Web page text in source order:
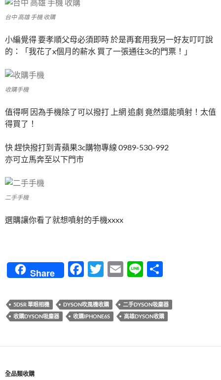
台中 高雄 手機 收購
小編覺得 要孝順父母必須即時 於是再套用我另一好友叮叮說
的：「我花了x個月的薪水 買了一張通往3c的門票！」
收購手機
值得啊 因為手機除了可以撥打 上網 追劇 竟然還能噴射！太值
得買了！
快 趕快撥打到青蘋果3c購物專線 0989-530-992
亦可立馬奔至以下門市
二手手機
選購讓你看了就想噴射的手機xxxx
Share
F
e
b
o
T
itt
er
E
ail
Li
e
5DSR 單眼相機 DYSON吹風機收購
二手DYSON吸塵器
收購DYSON吸塵器
收購IPHONE6S 高雄DYSON收購
全品類收購